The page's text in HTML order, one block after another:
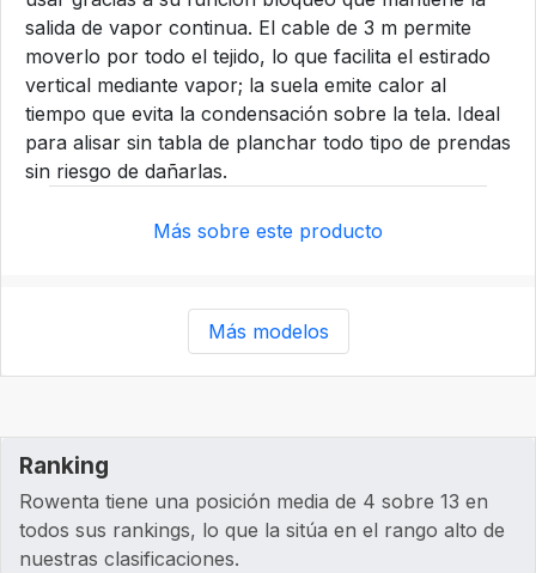
salida de vapor continua. El cable de 3 m permite
moverlo por todo el tejido, lo que facilita el estirado
vertical mediante vapor; la suela emite calor al
tiempo que evita la condensación sobre la tela. Ideal
para alisar sin tabla de planchar todo tipo de prendas
sin riesgo de dañarlas.
Más sobre este producto
Más modelos
Ranking
Rowenta tiene una posición media de 4 sobre 13 en
todos sus rankings, lo que la sitúa en el rango alto de
nuestras clasificaciones.